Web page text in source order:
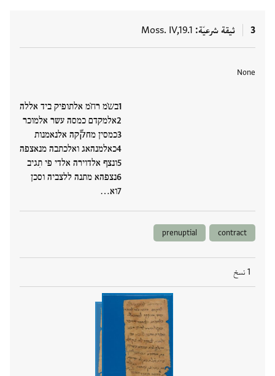
3 ثيقة شرعيّة Moss. IV,19.1
None
בש̇מ רח̇מ אלתופיק ביד אללה
אלמקדם כמסה עשר אלמוכר
כמסין מחקّקה אלנאמנות
כאלמנהאג ואלכתבה מנאצפה
ונצף אלדוירה אלדי פי תִגיב
נצפהא מתנה ללצביה וסכן
וא…
contract
prenuptial
1 نسخ